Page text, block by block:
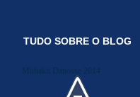
TUDO SOBRE O BLOG
Midiakit Danosse 2014